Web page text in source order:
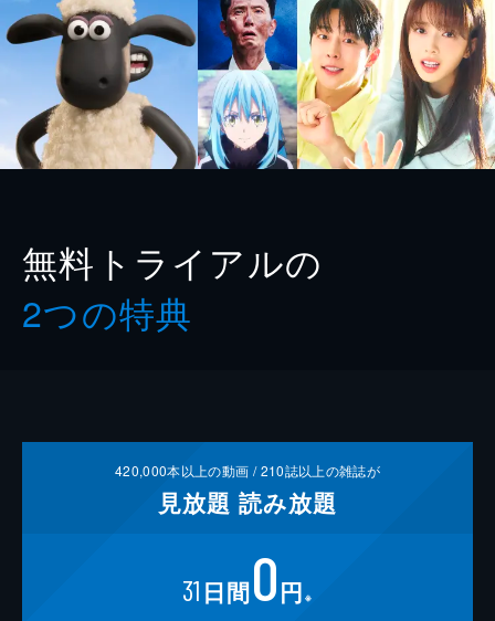
無料トライアルの
2つの特典
420,000本以上の動画 /210誌以上の雑誌が
見放題 読み放題
31 日間0円 ※